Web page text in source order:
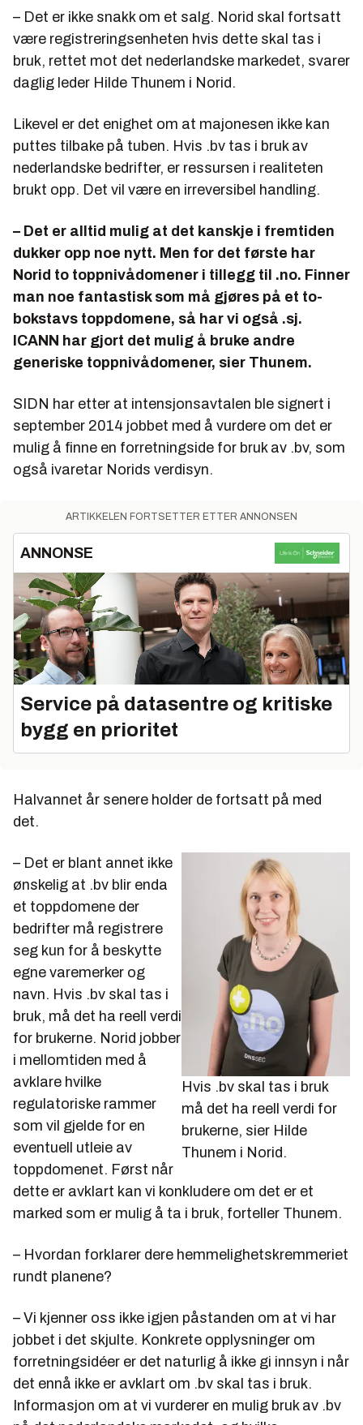
– Det er ikke snakk om et salg. Norid skal fortsatt
være registreringsenheten hvis dette skal tas i
bruk, rettet mot det nederlandske markedet, svarer
daglig leder Hilde Thunem i Norid.
Likevel er det enighet om at majonesen ikke kan
puttes tilbake på tuben. Hvis .bv tas i bruk av
nederlandske bedrifter, er ressursen i realiteten
brukt opp. Det vil være en irreversibel handling.
– Det er alltid mulig at det kanskje i fremtiden
dukker opp noe nytt. Men for det første har
Norid to toppnivådomener i tillegg til .no. Finner
man noe fantastisk som må gjøres på et to-
bokstavs toppdomene, så har vi også .sj.
ICANN har gjort det mulig å bruke andre
generiske toppnivådomener, sier Thunem.
SIDN har etter at intensjonsavtalen ble signert i
september 2014 jobbet med å vurdere om det er
mulig å finne en forretningside for bruk av .bv, som
også ivaretar Norids verdisyn.
ARTIKKELEN FORTSETTER ETTER ANNONSEN
ANNONSE
Service på datasentre og kritiske
bygg en prioritet
Halvannet år senere holder de fortsatt på med
det.
Hvis .bv skal tas i bruk
må det ha reell verdi for
brukerne, sier Hilde
Thunem i Norid.
– Det er blant annet ikke
ønskelig at .bv blir enda
et toppdomene der
bedrifter må registrere
seg kun for å beskytte
egne varemerker og
navn. Hvis .bv skal tas i
bruk, må det ha reell verdi
for brukerne. Norid jobber
i mellomtiden med å
avklare hvilke
regulatoriske rammer
som vil gjelde for en
eventuell utleie av
toppdomenet. Først når
dette er avklart kan vi konkludere om det er et
marked som er mulig å ta i bruk, forteller Thunem.
– Hvordan forklarer dere hemmelighetskremmeriet
rundt planene?
– Vi kjenner oss ikke igjen påstanden om at vi har
jobbet i det skjulte. Konkrete opplysninger om
forretningsidéer er det naturlig å ikke gi innsyn i når
det ennå ikke er avklart om .bv skal tas i bruk.
Informasjon om at vi vurderer en mulig bruk av .bv